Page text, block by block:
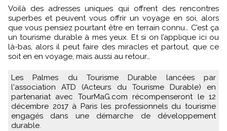
Voilà des adresses uniques qui offrent des rencontres
superbes et peuvent vous offrir un voyage en soi, alors
que vous pensiez pourtant être en terrain connu… C’est ça
un tourisme durable à mes yeux. Et si on l’applique ici ou
là-bas, alors il peut faire des miracles et partout, que ce
soit en en voyage, mais aussi au retour…
Les Palmes du Tourisme Durable lancées par
l'association ATD (Acteurs du Tourisme Durable) en
partenariat avec TourMaG.com récompenseront le 12
décembre 2017 à Paris les professionnels du tourisme
engagés dans une démarche de développement
durable.